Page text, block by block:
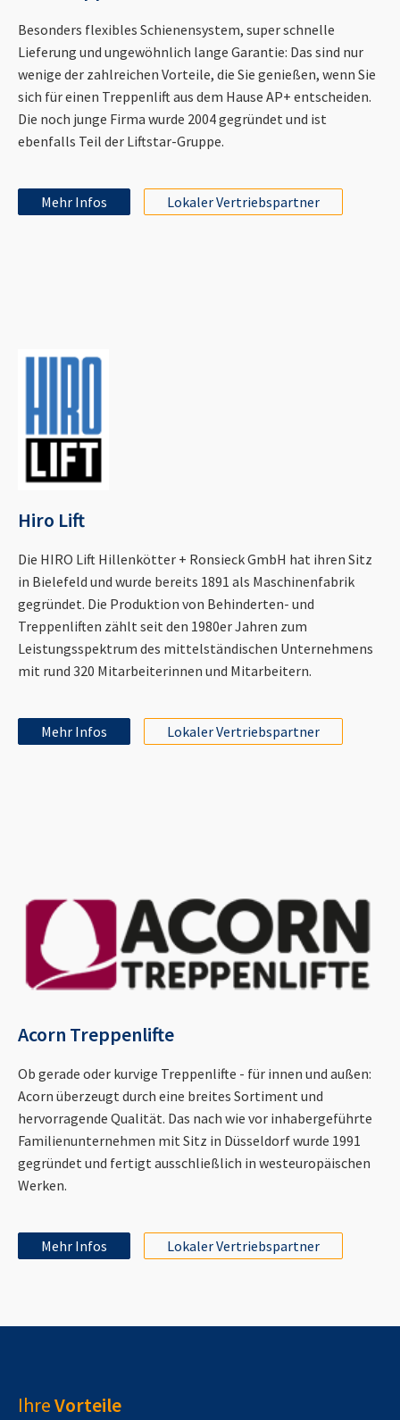
Besonders flexibles Schienensystem, super schnelle
Lieferung und ungewöhnlich lange Garantie: Das sind nur
wenige der zahlreichen Vorteile, die Sie genießen, wenn Sie
sich für einen Treppenlift aus dem Hause AP+ entscheiden.
Die noch junge Firma wurde 2004 gegründet und ist
ebenfalls Teil der Liftstar-Gruppe.
Mehr Infos Lokaler Vertriebspartner
Hiro Lift
Die HIRO Lift Hillenkötter + Ronsieck GmbH hat ihren Sitz
in Bielefeld und wurde bereits 1891 als Maschinenfabrik
gegründet. Die Produktion von Behinderten- und
Treppenliften zählt seit den 1980er Jahren zum
Leistungsspektrum des mittelständischen Unternehmens
mit rund 320 Mitarbeiterinnen und Mitarbeitern.
Mehr Infos Lokaler Vertriebspartner
Acorn Treppenlifte
Ob gerade oder kurvige Treppenlifte - für innen und außen:
Acorn überzeugt durch eine breites Sortiment und
hervorragende Qualität. Das nach wie vor inhabergeführte
Familienunternehmen mit Sitz in Düsseldorf wurde 1991
gegründet und fertigt ausschließlich in westeuropäischen
Werken.
Mehr Infos Lokaler Vertriebspartner
IhreVorteile